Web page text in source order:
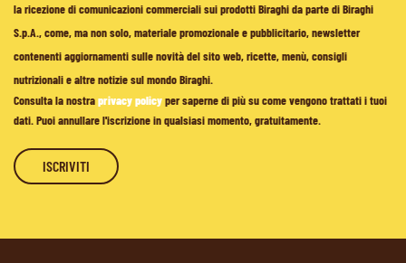
la ricezione di comunicazioni commerciali sui prodotti Biraghi da parte di Biraghi
S.p.A., come, ma non solo, materiale promozionale e pubblicitario, newsletter
contenenti aggiornamenti sulle novità del sito web, ricette, menù, consigli
nutrizionali e altre notizie sul mondo Biraghi.
Consulta la nostraprivacy policyper saperne di più su come vengono trattati i tuoi
dati. Puoi annullare l'iscrizione in qualsiasi momento, gratuitamente.